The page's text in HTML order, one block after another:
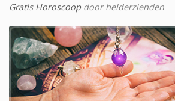
Gratis Horoscoopdoor helderzienden